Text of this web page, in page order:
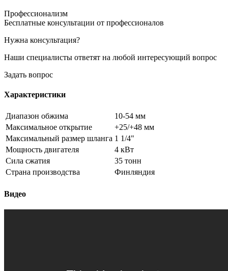
Профессионализм
Бесплатные консультации от профессионалов
Нужна консультация?
Наши специалисты ответят на любой интересующий вопрос
Задать вопрос
Характеристики
Диапазон обжима
10-54 мм
Максимальное открытие
+25/+48 мм
Максимальный размер шланга 1 1/4"
Мощность двигателя
4 кВт
Сила сжатия
35 тонн
Страна производства
Финляндия
Видео